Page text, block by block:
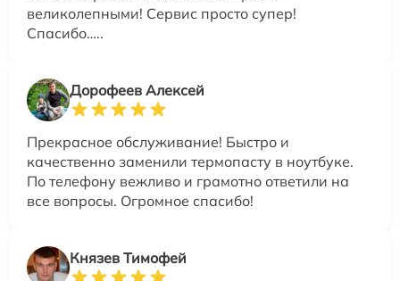
великолепными! Сервис просто супер!
Спасибо…..
Дорофеев Алексей
Прекрасное обслуживание! Быстро и
качественно заменили термопасту в ноутбуке.
По телефону вежливо и грамотно ответили на
все вопросы. Огромное спасибо!
Князев Тимофей